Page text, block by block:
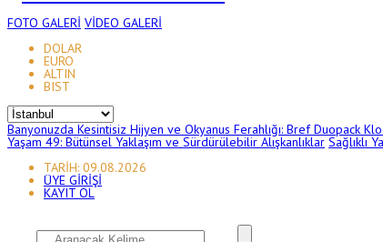
FOTO GALERİ VİDEO GALERİ
DOLAR
EURO
ALTIN
BIST
Banyonuzda Kesintisiz Hijyen ve Okyanus Ferahlığı: Bref Duopack
Yaşam 49: Bütünsel Yaklaşım ve Sürdürülebilir Alışkanlıklar Sağlıklı
TARİH: 09.08.2026
ÜYE GİRİŞİ
KAYIT OL